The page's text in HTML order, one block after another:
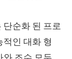
단순화 된 프로
인 대화 형